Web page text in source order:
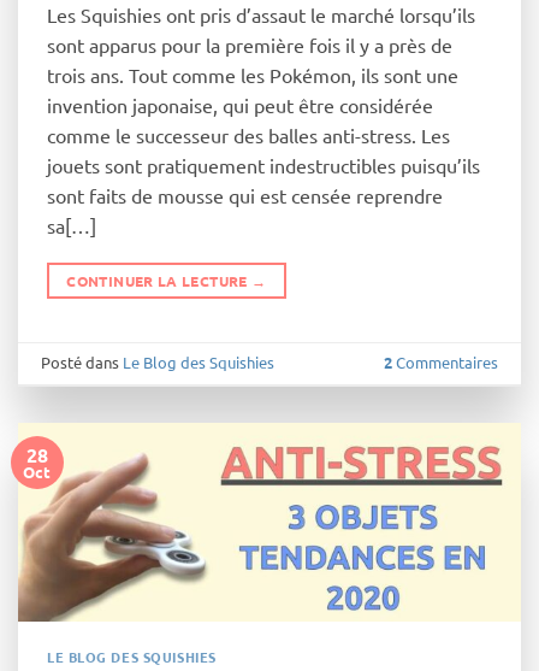
Les Squishies ont pris d’assaut le marché lorsqu’ils
sont apparus pour la première fois il y a près de
trois ans. Tout comme les Pokémon, ils sont une
invention japonaise, qui peut être considérée
comme le successeur des balles anti-stress. Les
jouets sont pratiquement indestructibles puisqu’ils
sont faits de mousse qui est censée reprendre
sa[…]
CONTINUER LA LECTURE →
Posté dans Le Blog des Squishies 2Commentaires
28
Oct
LE BLOG DES SQUISHIES